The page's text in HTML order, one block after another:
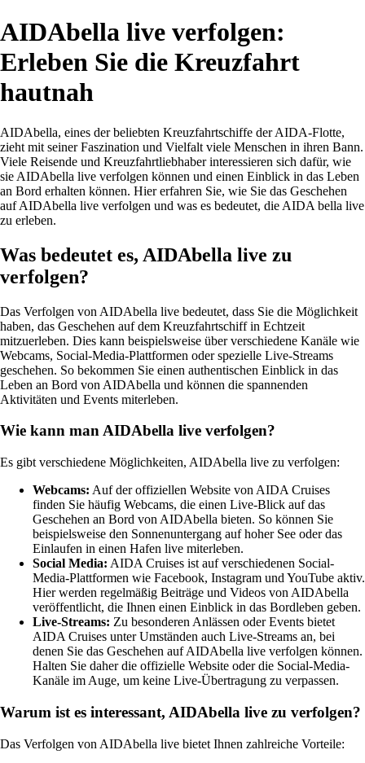
AIDAbella live verfolgen:
Erleben Sie die Kreuzfahrt
hautnah
AIDAbella, eines der beliebten Kreuzfahrtschiffe der AIDA-Flotte,
zieht mit seiner Faszination und Vielfalt viele Menschen in ihren Bann.
Viele Reisende und Kreuzfahrtliebhaber interessieren sich dafür, wie
sie AIDAbella live verfolgen können und einen Einblick in das Leben
an Bord erhalten können. Hier erfahren Sie, wie Sie das Geschehen
auf AIDAbella live verfolgen und was es bedeutet, die AIDA bella live
zu erleben.
Was bedeutet es, AIDAbella live zu
verfolgen?
Das Verfolgen von AIDAbella live bedeutet, dass Sie die Möglichkeit
haben, das Geschehen auf dem Kreuzfahrtschiff in Echtzeit
mitzuerleben. Dies kann beispielsweise über verschiedene Kanäle wie
Webcams, Social-Media-Plattformen oder spezielle Live-Streams
geschehen. So bekommen Sie einen authentischen Einblick in das
Leben an Bord von AIDAbella und können die spannenden
Aktivitäten und Events miterleben.
Wie kann man AIDAbella live verfolgen?
Es gibt verschiedene Möglichkeiten, AIDAbella live zu verfolgen:
Webcams: Auf der offiziellen Website von AIDA Cruises
finden Sie häufig Webcams, die einen Live-Blick auf das
Geschehen an Bord von AIDAbella bieten. So können Sie
beispielsweise den Sonnenuntergang auf hoher See oder das
Einlaufen in einen Hafen live miterleben.
Social Media: AIDA Cruises ist auf verschiedenen Social-
Media-Plattformen wie Facebook, Instagram und YouTube aktiv.
Hier werden regelmäßig Beiträge und Videos von AIDAbella
veröffentlicht, die Ihnen einen Einblick in das Bordleben geben.
Live-Streams: Zu besonderen Anlässen oder Events bietet
AIDA Cruises unter Umständen auch Live-Streams an, bei
denen Sie das Geschehen auf AIDAbella live verfolgen können.
Halten Sie daher die offizielle Website oder die Social-Media-
Kanäle im Auge, um keine Live-Übertragung zu verpassen.
Warum ist es interessant, AIDAbella live zu verfolgen?
Das Verfolgen von AIDAbella live bietet Ihnen zahlreiche Vorteile: